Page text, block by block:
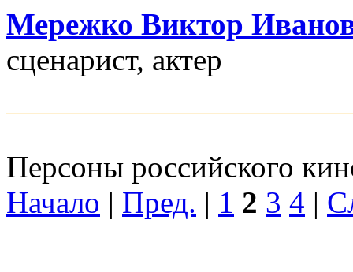
Мережко Виктор
сценарист, актер
Персоны российского
Начало | Пред. | 1 2 3 4 |